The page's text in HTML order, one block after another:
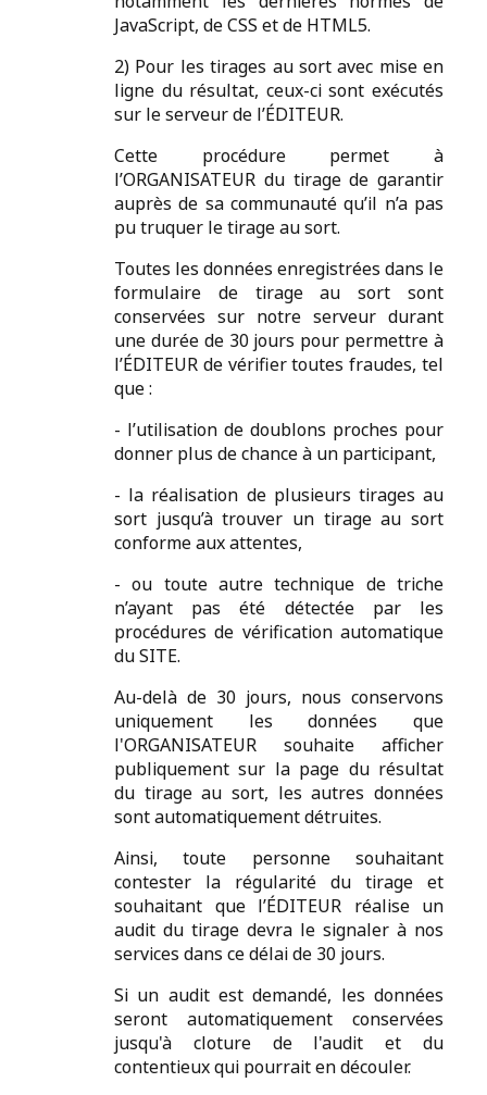
JavaScript, de CSS et de HTML5.
2) Pour les tirages au sort avec mise en
ligne du résultat, ceux-ci sont exécutés
sur le serveur de l’ÉDITEUR.
Cette procédure permet à
l’ORGANISATEUR du tirage de garantir
auprès de sa communauté qu’il n’a pas
pu truquer le tirage au sort.
Toutes les données enregistrées dans le
formulaire de tirage au sort sont
conservées sur notre serveur durant
une durée de 30 jours pour permettre à
l’ÉDITEUR de vérifier toutes fraudes, tel
que :
- l’utilisation de doublons proches pour
donner plus de chance à un participant,
- la réalisation de plusieurs tirages au
sort jusqu’à trouver un tirage au sort
conforme aux attentes,
- ou toute autre technique de triche
n’ayant pas été détectée par les
procédures de vérification automatique
du SITE.
Au-delà de 30 jours, nous conservons
uniquement les données que
l'ORGANISATEUR souhaite afficher
publiquement sur la page du résultat
du tirage au sort, les autres données
sont automatiquement détruites.
Ainsi, toute personne souhaitant
contester la régularité du tirage et
souhaitant que l’ÉDITEUR réalise un
audit du tirage devra le signaler à nos
services dans ce délai de 30 jours.
Si un audit est demandé, les données
seront automatiquement conservées
jusqu'à cloture de l'audit et du
contentieux qui pourrait en découler.